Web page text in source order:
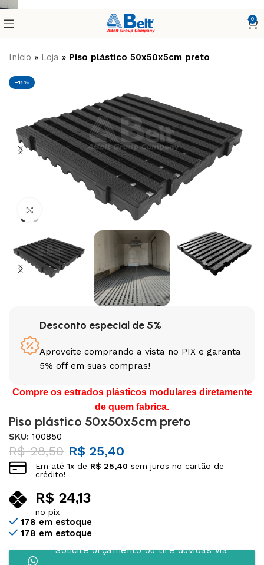
0
Início » Loja » Piso plástico 50x50x5cm preto
-11%
Clique para ampliar
Desconto especial de 5%
Aproveite comprando a vista no PIX e garanta
5% off em suas compras!
Compre os estrados plásticos modulares diretamente
de quem fabrica.
Piso plástico 50x50x5cm preto
SKU:100850
R$28,50 R$ 25,40
Em até1x de R$ 25,40 sem juros no cartão de
crédito!
R$ 24,13
no pix
178 em estoque
178 em estoque
Solicite orçamento ou tire dúvidas via